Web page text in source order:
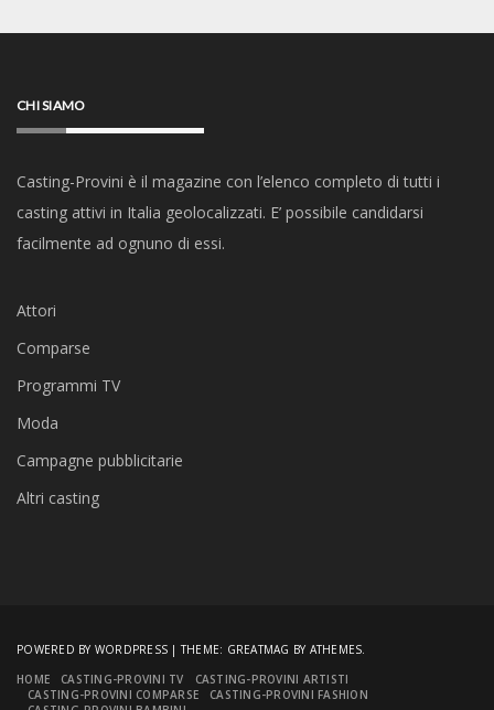
CHI SIAMO
Casting-Provini è il magazine con l’elenco completo di tutti i
casting attivi in Italia geolocalizzati. E’ possibile candidarsi
facilmente ad ognuno di essi.
Attori
Comparse
Programmi TV
Moda
Campagne pubblicitarie
Altri casting
POWERED BY WORDPRESS |THEME: GREATMAG BY ATHEMES.
HOME
CASTING-PROVINI TV
CASTING-PROVINI ARTISTI
CASTING-PROVINI COMPARSE
CASTING-PROVINI FASHION